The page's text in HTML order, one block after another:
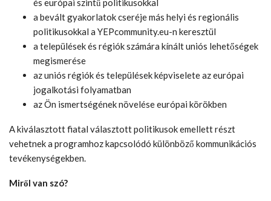
és európai szintű politikusokkal
a bevált gyakorlatok cseréje más helyi és regionális
politikusokkal a YEPcommunity.eu-n keresztül
a települések és régiók számára kínált uniós lehetőségek
megismerése
az uniós régiók és települések képviselete az európai
jogalkotási folyamatban
az Ön ismertségének növelése európai körökben
A kiválasztott fiatal választott politikusok emellett részt
vehetnek a programhoz kapcsolódó különböző kommunikációs
tevékenységekben.
Miről van szó?